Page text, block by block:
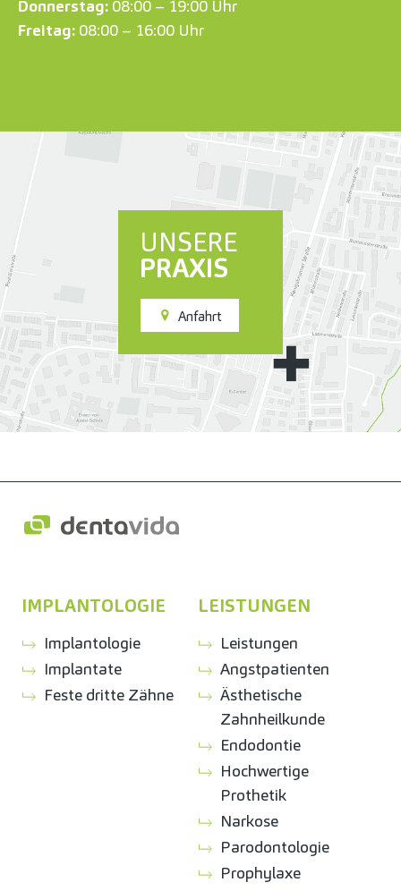
UNSERE
PRAXIS
Anfahrt
Donnerstag: 08:00 – 19:00 Uhr
Freitag: 08:00 – 16:00 Uhr
IMPLANTOLOGIE
Implantologie
Implantate
Feste dritte Zähne
LEISTUNGEN
Leistungen
Angstpatienten
Ästhetische
Zahnheilkunde
Endodontie
Hochwertige
Prothetik
Narkose
Parodontologie
Prophylaxe